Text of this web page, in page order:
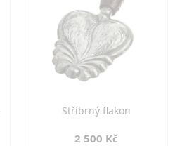
Stříbrný flakon
2 500 Kč